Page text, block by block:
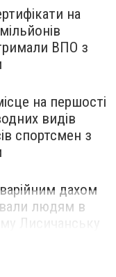
на
ВПО з
на першості
видів
спортсмен з
дахом
людям в
Лисичанську